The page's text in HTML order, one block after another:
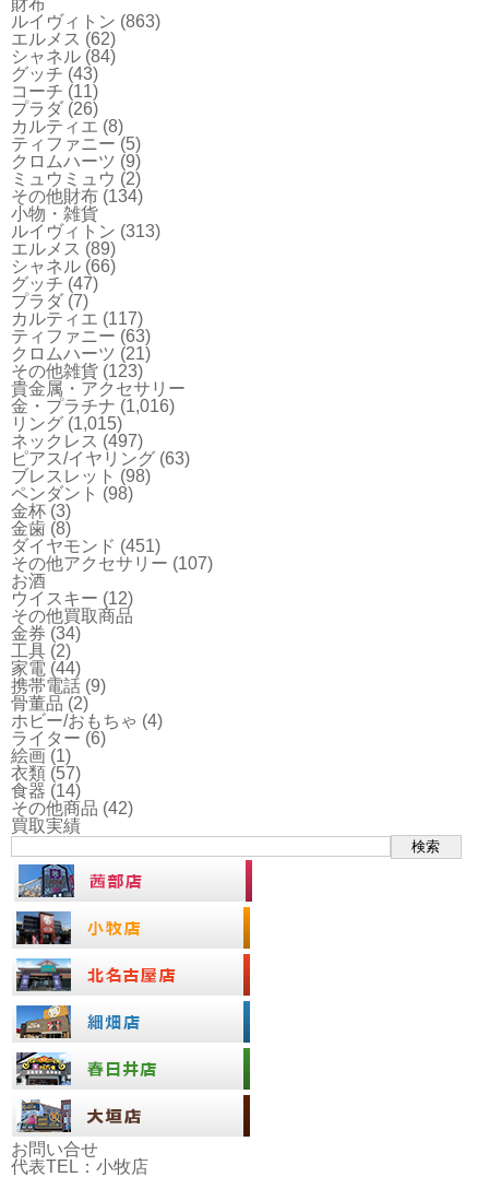
ルイヴィトン (863)
エルメス (62)
シャネル (84)
グッチ (43)
コーチ (11)
プラダ (26)
カルティエ (8)
ティファニー (5)
クロムハーツ (9)
ミュウミュウ (2)
その他財布 (134)
小物・雑貨
ルイヴィトン (313)
エルメス (89)
シャネル (66)
グッチ (47)
プラダ (7)
カルティエ (117)
ティファニー (63)
クロムハーツ (21)
その他雑貨 (123)
貴金属・アクセサリー
金・プラチナ (1,016)
リング (1,015)
ネックレス (497)
ピアス/イヤリング (63)
ブレスレット (98)
ペンダント (98)
金杯 (3)
金歯 (8)
ダイヤモンド (451)
その他アクセサリー (107)
お酒
ウイスキー (12)
その他買取商品
金券 (34)
工具 (2)
家電 (44)
携帯電話 (9)
骨董品 (2)
ホビー/おもちゃ (4)
ライター (6)
絵画 (1)
衣類 (57)
食器 (14)
その他商品 (42)
買取実績
検索
お問い合せ
代表TEL：小牧店